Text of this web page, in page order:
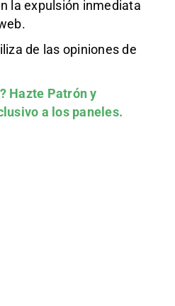
la expulsión inmediata
de las opiniones de
Hazte Patróny
a los paneles.